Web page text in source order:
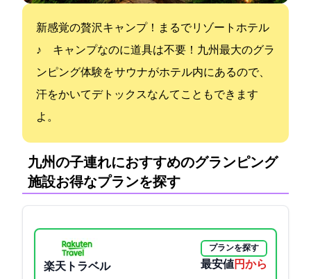
新感覚の贅沢キャンプ！まるでリゾートホテル
♪ キャンプなのに道具は不要！九州最大のグラ
ンピング体験を サウナがホテル内にあるので、
汗をかいてデトックスなんてこともできます
よ。
九州の子連れにおすすめのグランピング
施設:お得なプランを探す
楽天トラベル
プランを探す
最安値19600円から